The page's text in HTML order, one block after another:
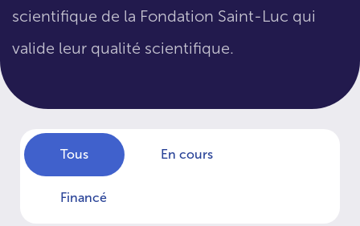
scientifique de la Fondation Saint-Luc qui
valide leur qualité scientifique.
Tous En cours
Financé